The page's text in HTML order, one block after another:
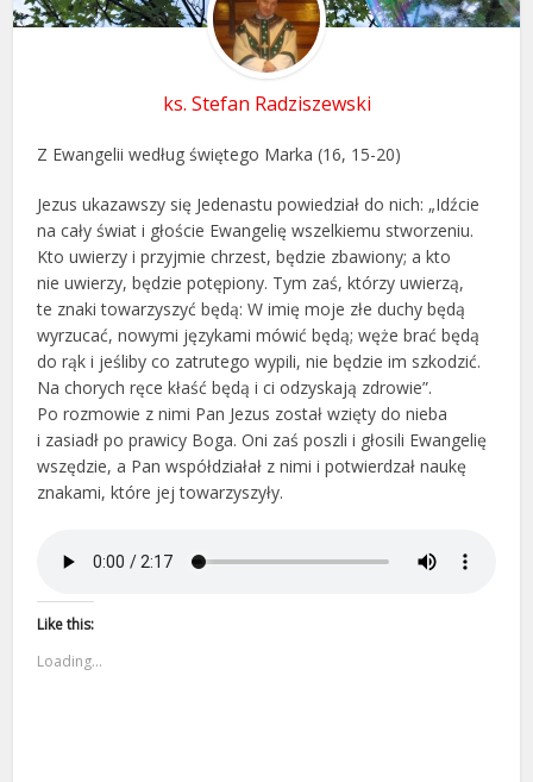
ks. Stefan Radziszewski
Z Ewangelii według świętego Marka (16, 15-20)
Jezus ukazawszy się Jedenastu powiedział do nich: „Idźcie
na cały świat i głoście Ewangelię wszelkiemu stworzeniu.
Kto uwierzy i przyjmie chrzest, będzie zbawiony; a kto
nie uwierzy, będzie potępiony. Tym zaś, którzy uwierzą,
te znaki towarzyszyć będą: W imię moje złe duchy będą
wyrzucać, nowymi językami mówić będą; węże brać będą
do rąk i jeśliby co zatrutego wypili, nie będzie im szkodzić.
Na chorych ręce kłaść będą i ci odzyskają zdrowie”.
Po rozmowie z nimi Pan Jezus został wzięty do nieba
i zasiadł po prawicy Boga. Oni zaś poszli i głosili Ewangelię
wszędzie, a Pan współdziałał z nimi i potwierdzał naukę
znakami, które jej towarzyszyły.
Like this:
Loading...